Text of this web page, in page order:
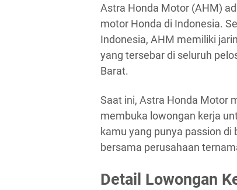
Astra Honda Motor (AHM)
motor Honda di Indonesia.
Indonesia, AHM memiliki
yang tersebar di seluruh
Barat.
Saat ini, Astra Honda Motor
membuka lowongan kerja
kamu yang punya passion
bersama perusahaan
Detail Lowongan